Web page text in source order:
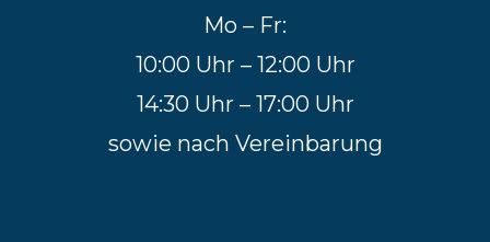
Mo – Fr:
10:00 Uhr – 12:00 Uhr
14:30 Uhr – 17:00 Uhr
sowie nach Vereinbarung